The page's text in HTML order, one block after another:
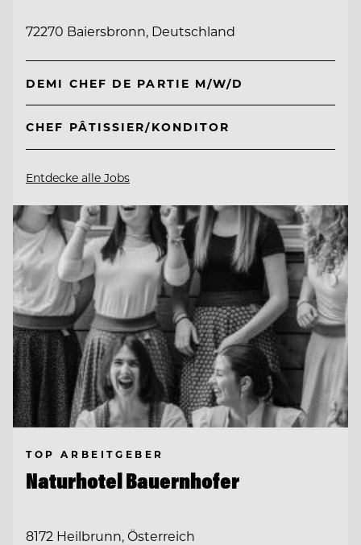
72270 Baiersbronn, Deutschland
DEMI CHEF DE PARTIE M/W/D
CHEF PÂTISSIER/KONDITOR
Entdecke alle Jobs
TOP ARBEITGEBER
Naturhotel Bauernhofer
8172 Heilbrunn, Österreich